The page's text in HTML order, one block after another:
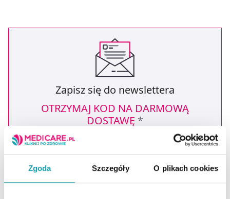
Zgoda Szczegóły O plikach cookies
Zapisz się do newslettera
OTRZYMAJ KOD NA DARMOWĄ
DOSTAWĘ *
* Oferta dotyczy zakupów powyżej 149 zł na wybrane formy
dostawy. Szczegóły w regulaminie -
kliknij tutaj.
Podaj swoje imię